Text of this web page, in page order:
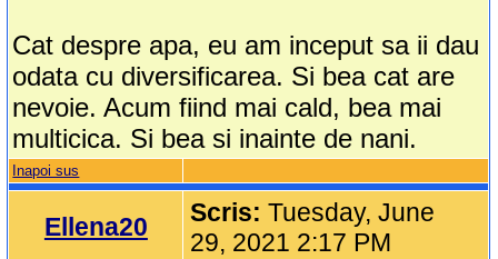
Cat despre apa, eu am inceput sa ii dau
odata cu diversificarea. Si bea cat are
nevoie. Acum fiind mai cald, bea mai
multicica. Si bea si inainte de nani.
Inapoi sus
Ellena20 Scris:Tuesday, June
29, 2021 2:17 PM